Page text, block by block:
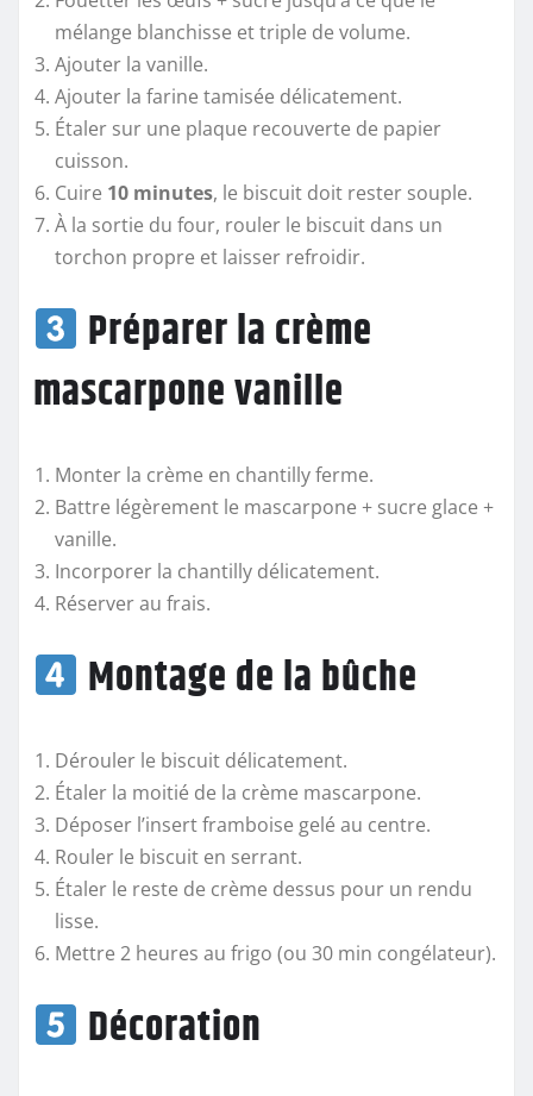
mélange blanchisse et triple de volume.
Ajouter la vanille.
Ajouter la farine tamisée délicatement.
Étaler sur une plaque recouverte de papier
cuisson.
Cuire 10 minutes, le biscuit doit rester souple.
À la sortie du four, rouler le biscuit dans un
torchon propre et laisser refroidir.
Préparer la crème
mascarpone vanille
Monter la crème en chantilly ferme.
Battre légèrement le mascarpone + sucre glace +
vanille.
Incorporer la chantilly délicatement.
Réserver au frais.
Montage de la bûche
Dérouler le biscuit délicatement.
Étaler la moitié de la crème mascarpone.
Déposer l’insert framboise gelé au centre.
Rouler le biscuit en serrant.
Étaler le reste de crème dessus pour un rendu
lisse.
Mettre 2 heures au frigo (ou 30 min congélateur).
Décoration